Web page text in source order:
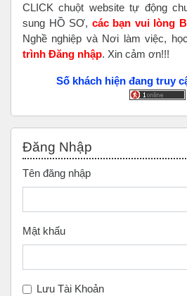
CLICK chuột website tự động
sung HỒ SƠ, các bạn vui lòng
Nghề nghiệp và Nơi làm việc,
trình Đăng nhập. Xin cảm ơn!!!
Số khách hiện đang truy
Đăng Nhập
Tên đăng nhập
Mật khẩu
Lưu Tài Khoản